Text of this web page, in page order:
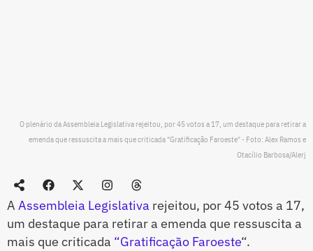
O plenário da Assembleia Legislativa rejeitou, por 45 votos a 17, um destaque para retirar a
emenda que ressuscita a mais que criticada "Gratificação Faroeste" - Foto: Alex Ramos e
Otacílio Barbosa/Alerj
A Assembleia Legislativa rejeitou, por 45 votos a 17,
um destaque para retirar a emenda que ressuscita a
mais que criticada “Gratificação Faroeste“.